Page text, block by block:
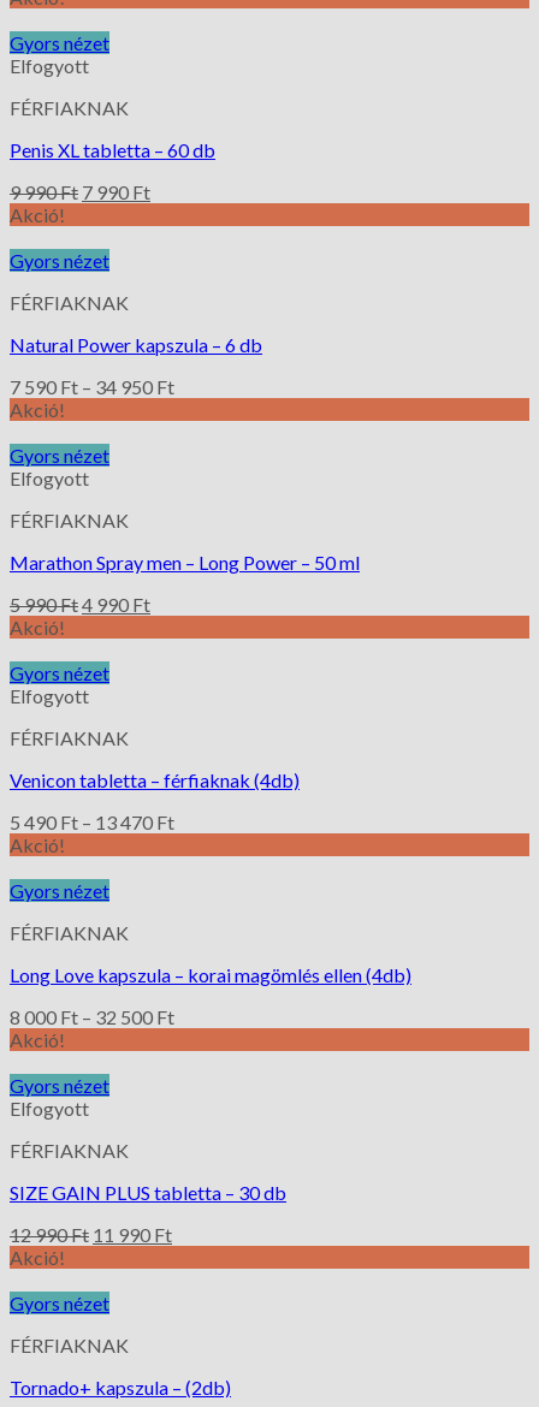
Gyors nézet
Elfogyott
FÉRFIAKNAK
Penis XL tabletta – 60 db
9 990Ft 7 990 Ft
Akció!
Gyors nézet
FÉRFIAKNAK
Natural Power kapszula – 6 db
7 590 Ft – 34 950 Ft
Akció!
Gyors nézet
Elfogyott
FÉRFIAKNAK
Marathon Spray men – Long Power – 50 ml
5 990Ft4 990 Ft
Akció!
Gyors nézet
Elfogyott
FÉRFIAKNAK
Venicon tabletta – férfiaknak (4db)
5 490 Ft – 13 470 Ft
Akció!
Gyors nézet
FÉRFIAKNAK
Long Love kapszula – korai magömlés ellen (4db)
8 000 Ft – 32 500 Ft
Akció!
Gyors nézet
Elfogyott
FÉRFIAKNAK
SIZE GAIN PLUS tabletta – 30 db
12 990Ft 11 990 Ft
Akció!
Gyors nézet
FÉRFIAKNAK
Tornado+ kapszula – (2db)